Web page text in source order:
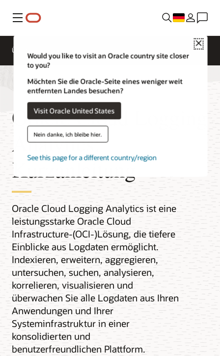
Menü
Close
Would you like to visit an Oracle country site closer
to you?
Möchten Sie die Oracle-Seite eines weniger weit
entfernten Landes besuchen?
Visit Oracle United States
Nein danke, ich bleibe hier.
See this page for a different country/region
Überblick
Oracle Cloud Logging
Analytics:
Kurzanleitung
Oracle Cloud Logging Analytics ist eine
leistungsstarke Oracle Cloud
Infrastructure-(OCI-)Lösung, die tiefere
Einblicke aus Logdaten ermöglicht.
Indexieren, erweitern, aggregieren,
untersuchen, suchen, analysieren,
korrelieren, visualisieren und
überwachen Sie alle Logdaten aus Ihren
Anwendungen und Ihrer
Systeminfrastruktur in einer
konsolidierten und
benutzerfreundlichen Plattform.